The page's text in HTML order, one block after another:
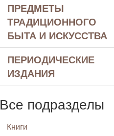
ПРЕДМЕТЫ
ТРАДИЦИОННОГО
БЫТА И ИСКУССТВА
ПЕРИОДИЧЕСКИЕ
ИЗДАНИЯ
Все подразделы
Книги